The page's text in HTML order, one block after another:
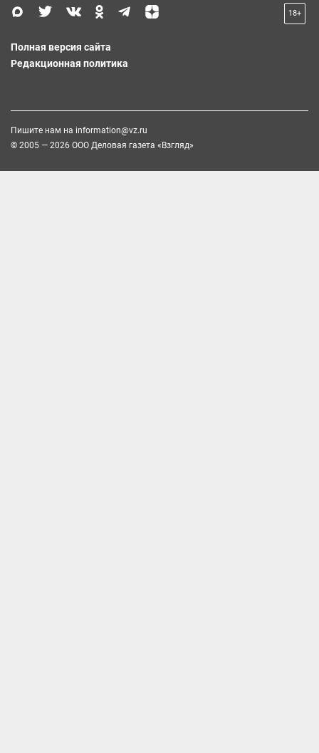
18+
Полная версия сайта
Редакционная политика
Пишите нам на information@vz.ru
© 2005 — 2026 ООО Деловая газета «Взгляд»